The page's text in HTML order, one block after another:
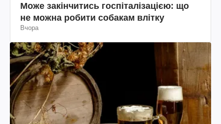
Може закінчитись госпіталізацією: що
не можна робити собакам влітку
Вчора